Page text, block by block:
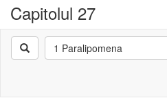
Capitolul 27
1 Paralipomena